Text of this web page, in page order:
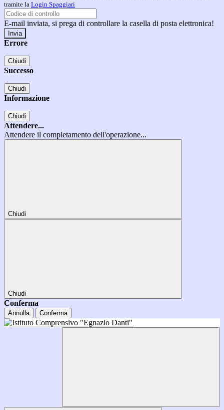
tramite la Login Spaggiari
E-mail inviata, si prega di controllare la casella di posta elettronica!
Errore
Chiudi
Successo
Chiudi
Informazione
Chiudi
Attendere...
Attendere il completamento dell'operazione...
Chiudi
Chiudi
Conferma
Annulla Conferma